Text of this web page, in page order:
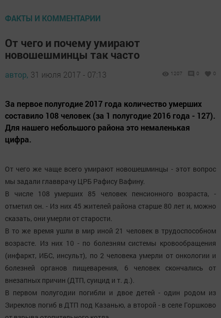
ФАКТЫ И КОММЕНТАРИИ
От чего и почему умирают
новошешминцы так часто
автор, 31 июля 2017 - 07:13 1207 0 0
За первое полугодие 2017 года количество умерших
составило 108 человек (за 1 полугодие 2016 года - 127).
Для нашего небольшого района это немаленькая
цифра.
От чего же чаще всего умирают новошешминцы - этот вопрос
мы задали главврачу ЦРБ Рафису Вафину.
В числе 108 умерших 85 человек пенсионного возраста, -
отметил он. - Из них 45 жителей района старше 80 лет и, можно
сказать, они умерли от старости.
В то же время ушли в мир иной 21 человек в трудоспособном
возрасте. Из них 10 - по болезням системы кровообращения
(инфаркт, ИБС, инсульт), по 2 человека умерли от онкологии и
болезней органов пищеварения, 6 человек скончались от
внезапных причин (ДТП, суицид и т. д.).
В первом полугодии погибли и двое детей - один родом из
Зиреклов погиб в ДТП под Казанью, а второй - в селе Горшково